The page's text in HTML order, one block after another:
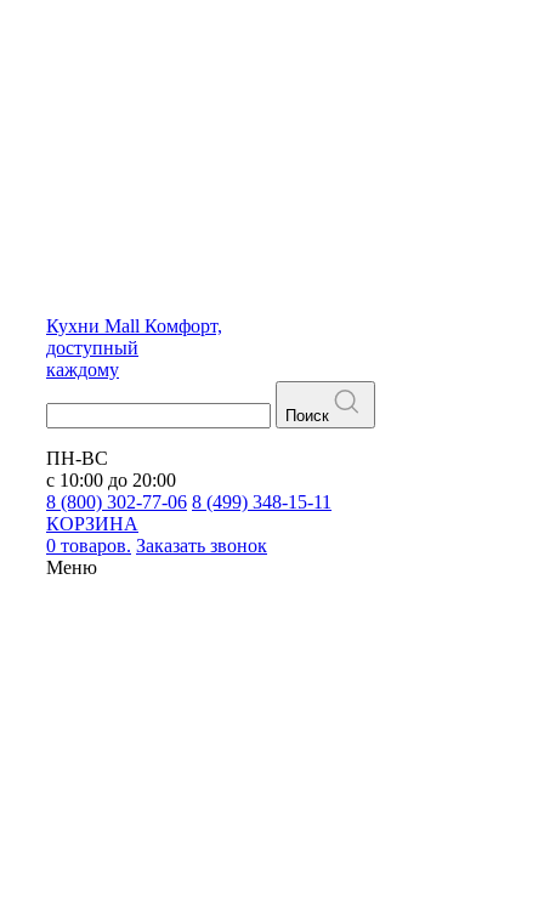
Кухни Mall Комфорт,
доступный
каждому
Поиск
ПН-ВС
с 10:00 до 20:00
8 (800) 302-77-06 8 (499) 348-15-11
КОРЗИНА
0 товаров. Заказать звонок
Меню